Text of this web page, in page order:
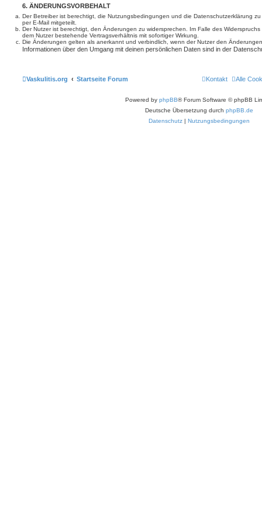
6. ÄNDERUNGSVORBEHALT
Der Betreiber ist berechtigt, die Nutzungsbedingungen und die Datenschutzerklärung
per E-Mail mitgeteilt.
Der Nutzer ist berechtigt, den Änderungen zu widersprechen. Im Falle des
dem Nutzer bestehende Vertragsverhältnis mit sofortiger Wirkung.
Die Änderungen gelten als anerkannt und verbindlich, wenn der Nutzer den
Informationen über den Umgang mit deinen persönlichen Daten sind in der
Vaskulitis.org Startseite Forum Alle
Kontakt
Powered by phpBB® Forum Software © phpBB
Deutsche Übersetzung durch phpBB.de
Datenschutz | Nutzungsbedingungen